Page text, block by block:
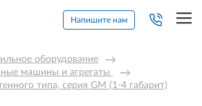
Напишите нам
оборудование →
машины и агрегаты →
типа, серия GM (1-4 габарит)